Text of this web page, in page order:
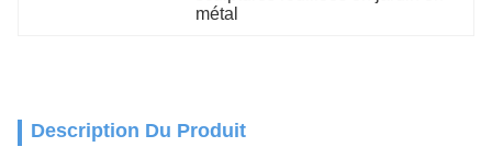
métal
Description Du Produit